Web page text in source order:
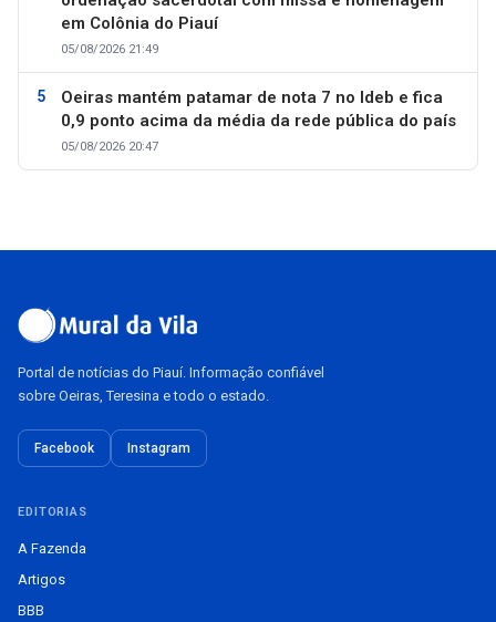
em Colônia do Piauí
05/08/2026 21:49
Oeiras mantém patamar de nota 7 no Ideb e fica
0,9 ponto acima da média da rede pública do país
05/08/2026 20:47
Portal de notícias do Piauí. Informação confiável
sobre Oeiras, Teresina e todo o estado.
Facebook Instagram
EDITORIAS
A Fazenda
Artigos
BBB